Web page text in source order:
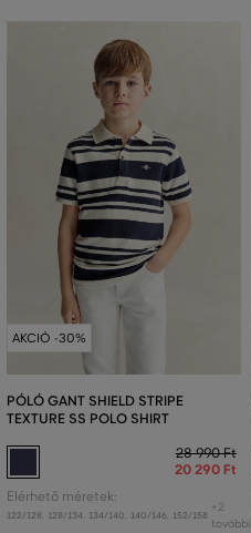
AKCIÓ -30%
PÓLÓ GANT SHIELD STRIPE
TEXTURE SS POLO SHIRT
28 990 Ft
20 290 Ft
Elérhető méretek:
122/128 128/134 134/140 140/146 152/158
+2
további